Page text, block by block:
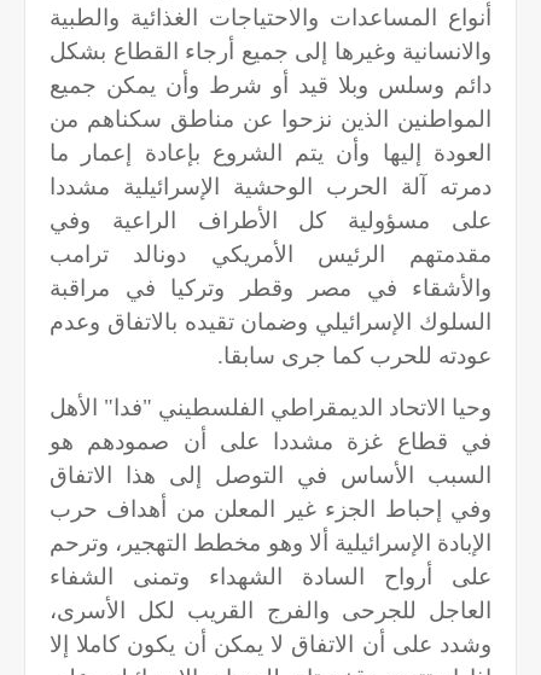
أنواع المساعدات والاحتياجات الغذائية والطبية
والانسانية وغيرها إلى جميع أرجاء القطاع بشكل
دائم وسلس وبلا قيد أو شرط وأن يمكن جميع
المواطنين الذين نزحوا عن مناطق سكناهم من
العودة إليها وأن يتم الشروع بإعادة إعمار ما
دمرته آلة الحرب الوحشية الإسرائيلية مشددا
على مسؤولية كل الأطراف الراعية وفي
مقدمتهم الرئيس الأمريكي دونالد ترامب
والأشقاء في مصر وقطر وتركيا في مراقبة
السلوك الإسرائيلي وضمان تقيده بالاتفاق وعدم
عودته للحرب كما جرى سابقا.
وحيا الاتحاد الديمقراطي الفلسطيني "فدا" الأهل
في قطاع غزة مشددا على أن صمودهم هو
السبب الأساس في التوصل إلى هذا الاتفاق
وفي إحباط الجزء غير المعلن من أهداف حرب
الإبادة الإسرائيلية ألا وهو مخطط التهجير، وترحم
على أرواح السادة الشهداء وتمنى الشفاء
العاجل للجرحى والفرج القريب لكل الأسرى،
وشدد على أن الاتفاق لا يمكن أن يكون كاملا إلا